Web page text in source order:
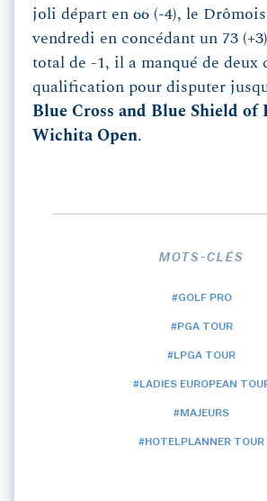
joli départ en 66 (-4), le
vendredi en concédant un 73
total de -1, il a manqué de deux
qualification pour disputer
Blue Cross and Blue Shield of
Wichita Open.
MOTS-CLÉS
#GOLF PRO
#PGA TOUR
#LPGA TOUR
#LADIES EUROPEAN
#MAJEURS
#HOTELPLANNER TOUR